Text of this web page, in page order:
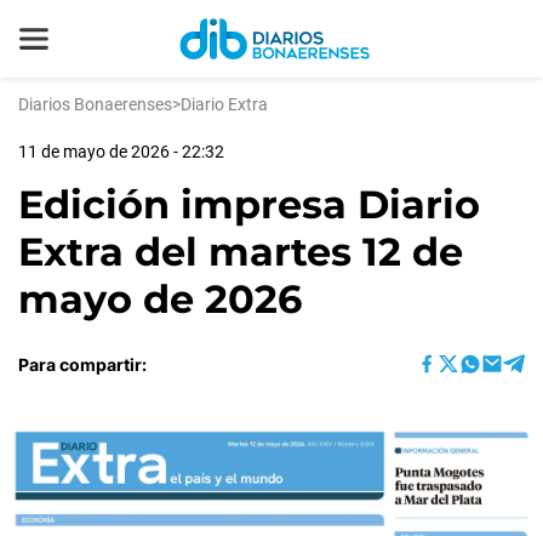
Diarios Bonaerenses>Diario Extra
11 de mayo de 2026 - 22:32
Edición impresa Diario
Extra del martes 12 de
mayo de 2026
Para compartir: